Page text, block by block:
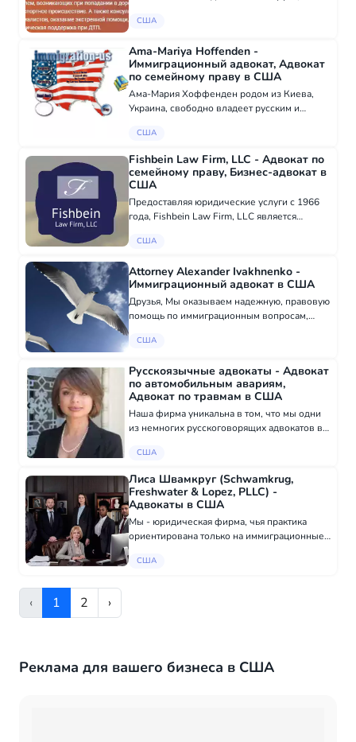
абcолютно бесплатно поможет разобраться
в...
США
Ama-Mariya Hoffenden -
Иммиграционный адвокат, Адвокат
по семейному праву в США
Ама-Мария Хоффенден родом из Киева,
Украина, свободно владеет русским и
конторе Амы Марии Хоффенден мы имеем
просителям убежища в по...
США
Fishbein Law Firm, LLC - Адвокат по
семейному праву, Бизнес-адвокат в
США
Предоставляя юридические услуги с 1966
года, Fishbein Law Firm, LLC является
Коннектикута. Автокатастрофы •
старейшинах...
США
Attorney Alexander Ivakhnenko -
Иммиграционный адвокат в США
Друзья, Мы оказываем надежную, правовую
помощь по иммиграционным вопросам,
достоверного страха на убежище,
США, подаем документы,...
США
Русскоязычные адвокаты - Адвокат
по автомобильным авариям,
Адвокат по травмам в США
Наша фирма уникальна в том, что мы одни
из немногих русскоговорящих адвокатов в
авариях, травмах и несчастных случаях в
небезразлична с...
США
Лиса Швамкруг (Schwamkrug,
Freshwater & Lopez, PLLC) -
Адвокаты в США
Мы - юридическая фирма, чья практика
ориентирована только на иммиграционные
клиентов в различных иммиграционных
США
‹ 1 2 ›
Реклама для вашего бизнеса в США